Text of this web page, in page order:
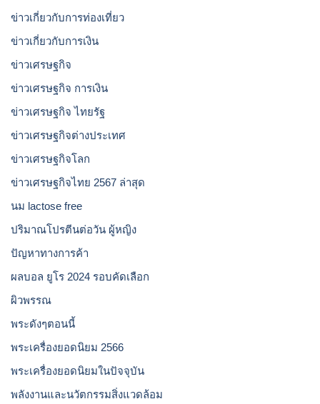
ข่าวเกี่ยวกับการท่องเที่ยว
ข่าวเกี่ยวกับการเงิน
ข่าวเศรษฐกิจ
ข่าวเศรษฐกิจ การเงิน
ข่าวเศรษฐกิจ ไทยรัฐ
ข่าวเศรษฐกิจต่างประเทศ
ข่าวเศรษฐกิจโลก
ข่าวเศรษฐกิจไทย 2567 ล่าสุด
นม lactose free
ปริมาณโปรตีนต่อวัน ผู้หญิง
ปัญหาทางการค้า
ผลบอล ยูโร 2024 รอบคัดเลือก
ผิวพรรณ
พระดังๆตอนนี้
พระเครื่องยอดนิยม 2566
พระเครื่องยอดนิยมในปัจจุบัน
พลังงานและนวัตกรรมสิ่งแวดล้อม